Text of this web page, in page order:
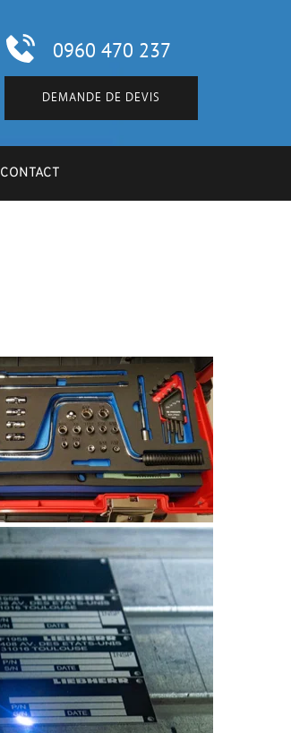
0960 470 237
DEMANDE DE DEVIS
CONTACT